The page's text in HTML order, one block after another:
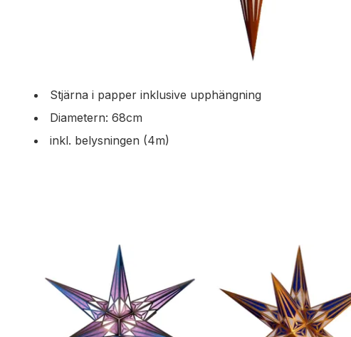
Stjärna i papper inklusive upphängning
Diametern: 68cm
inkl. belysningen (4m)